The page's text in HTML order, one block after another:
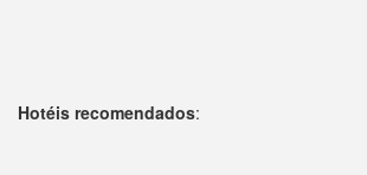
Hotéis recomendados: